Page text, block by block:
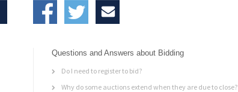
Questions and Answers about Bidding
Do I need to register to bid?
Why do some auctions extend when they are due to close?